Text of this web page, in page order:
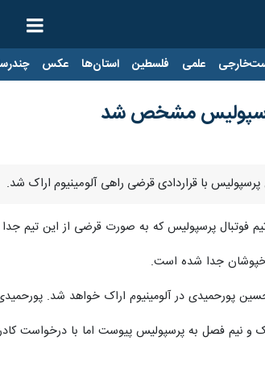
علمی فلسطین استان‌ها عکس
مشخص شد